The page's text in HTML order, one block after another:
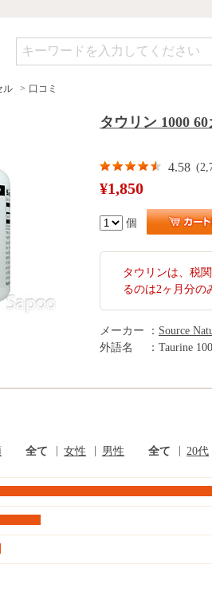
ル 口コミ
タウリン 1000
4.58
¥1,850
個
タウリンは、税
るのは2ヶ月分の
メーカー ： Source
外語名
： Taurine
全て 女性 男性 全て 20代